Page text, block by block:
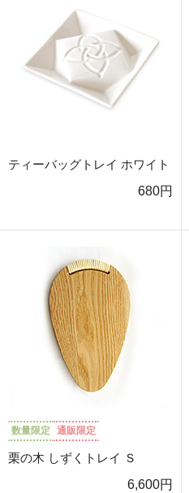
ティーバッグトレイ ホワイト
680円
数量限定 通販限定
栗の木 しずくトレイ Ｓ
6,600円